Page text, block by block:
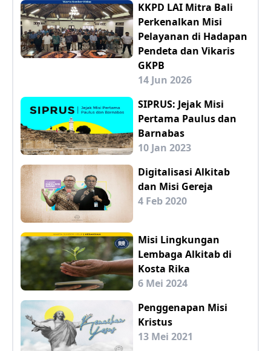
KKPD LAI Mitra Bali
Perkenalkan Misi
Pelayanan di Hadapan
Pendeta dan Vikaris
GKPB
14 Jun 2026
SIPRUS: Jejak Misi
Pertama Paulus dan
Barnabas
10 Jan 2023
Digitalisasi Alkitab
dan Misi Gereja
4 Feb 2020
Misi Lingkungan
Lembaga Alkitab di
Kosta Rika
6 Mei 2024
Penggenapan Misi
Kristus
13 Mei 2021